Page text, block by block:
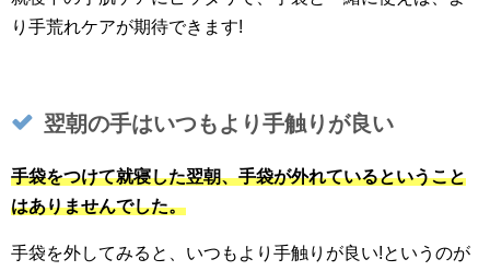
り手荒れケアが期待できます!
翌朝の手はいつもより手触りが良い
手袋をつけて就寝した翌朝、手袋が外れているということ
はありませんでした。
手袋を外してみると、いつもより手触りが良い!というのが